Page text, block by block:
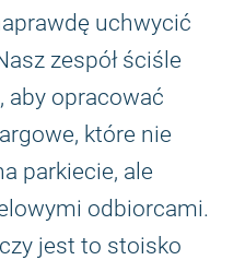
uchwycić
zespół ściśle
aby opracować
które nie
parkiecie, ale
odbiorcami.
jest to stoisko